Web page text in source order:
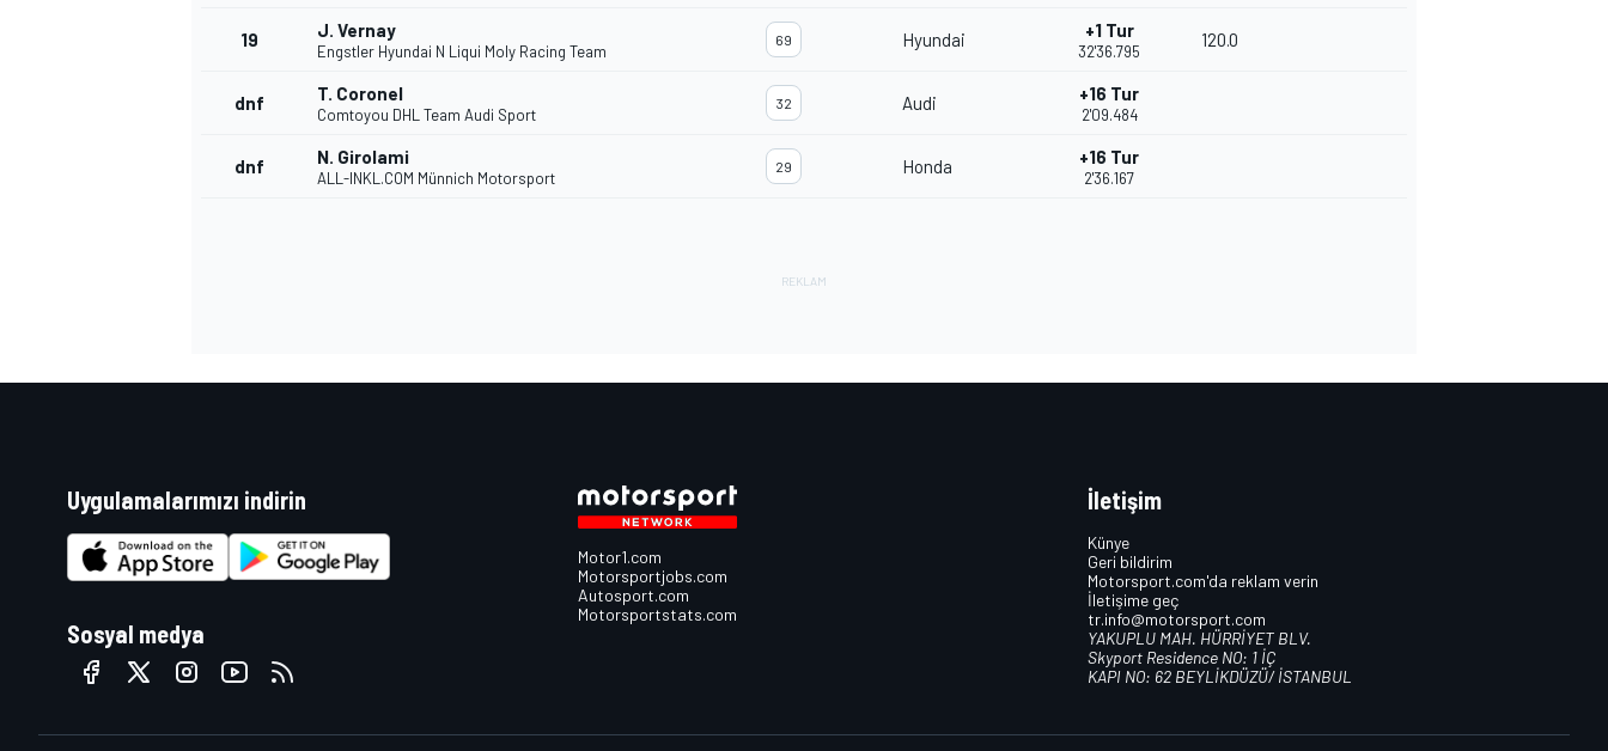
19 J. Vernay
Engstler Hyundai N Liqui Moly Racing Team
69 Hyundai +1 Tur
32'36.795
120.0
dnf T. Coronel
Comtoyou DHL Team Audi Sport
32 Audi +16 Tur
2'09.484
dnf N. Girolami
ALL-INKL.COM Münnich Motorsport
29 Honda +16 Tur
2'36.167
Uygulamalarımızı indirin
Sosyal medya
Motor1.com
Motorsportjobs.com
Autosport.com
Motorsportstats.com
İletişim
Künye
Geri bildirim
Motorsport.com'da reklam verin
İletişime geç
tr.info@motorsport.com
YAKUPLU MAH. HÜRRİYET BLV.
Skyport Residence NO: 1 İÇ
KAPI NO: 62 BEYLİKDÜZÜ/ İSTANBUL